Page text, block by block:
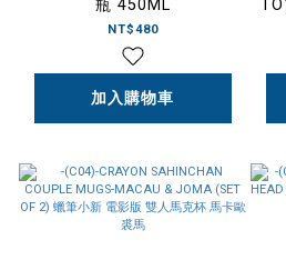
瓶 450ML
NT$480
加入購物車